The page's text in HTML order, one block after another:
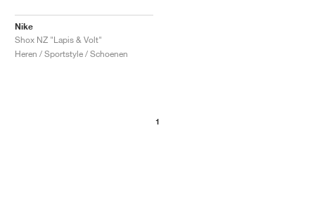
Nike
Shox NZ "Lapis & Volt"
Heren / Sportstyle / Schoenen
1